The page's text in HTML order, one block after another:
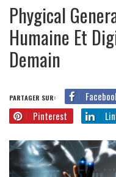
Phygical
Humaine Et
Demain
PARTAGER SUR:
Pinterest